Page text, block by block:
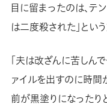
目に留まったのは、テ
は二度殺された」とい
「夫は改ざんに苦しん
ァイルを出すのに時間
前が黒塗りになったり